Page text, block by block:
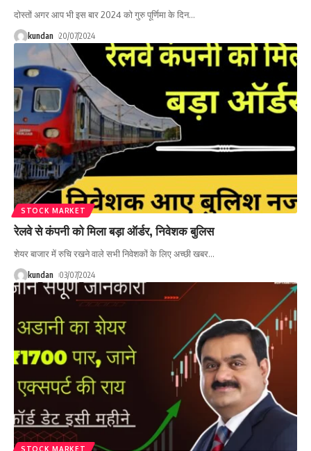
दोस्तों अगर आप भी इस बार 2024 को गुरु पूर्णिमा के दिन…
kundan 20/07/2024
STOCK MARKET
रेलवे से कंपनी को मिला बड़ा ऑर्डर, निवेशक बुलिस
शेयर बाजार में रुचि रखने वाले सभी निवेशकों के लिए अच्छी खबर…
kundan 03/07/2024
STOCK MARKET